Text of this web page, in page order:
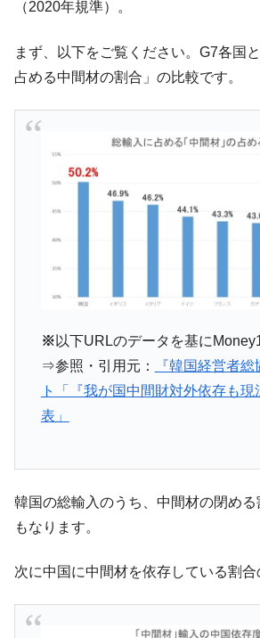
『Money1』 韓国で猛暑。南東部では
「KDDX」1番艦、2032年竣工と公示
【対日本円】ウォン安が
に韓国がいっちょがみしたのでは。
韓国政府『BYD』車へ
は韓国で『BYD』車は売れている。6カ
1.9倍！
『Money1』
ドを掲げる「在韓反米勢力」
『Money1』
韓国政府「2035年まで
『Money1』
JPモルガン「韓国レバ
ほぼ終わった」
ャンペーン」⇒ あの名物教授も登場！
『Money1』
『Money1』
韓国鉄鋼最大手『
『Money1』
米国下院「韓国の公務
（2020年規準）。
まず、以下をご覧ください。G7各国
占める中間材の割合」の比較です。
※ 以下URLのデータを基に
⇒参照・引用元：
『韓国経営者
ト「『我が国中間財対外依存も
表」
韓国の総輸入のうち、中間材の閉める
もなります。
次に中国に中間材を依存している割合